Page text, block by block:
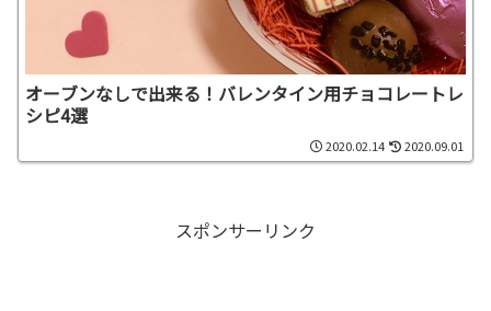
オーブンなしで出来る！バレンタイン用チョコレートレ
シピ4選
2020.02.14 2020.09.01
スポンサーリンク